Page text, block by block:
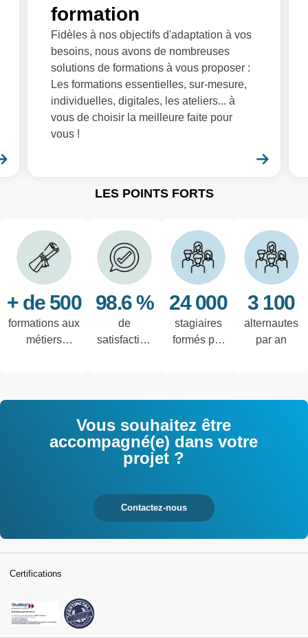
formation
Fidèles à nos objectifs d'adaptation à vos
besoins, nous avons de nombreuses
solutions de formations à vous proposer :
Les formations essentielles, sur-mesure,
individuelles, digitales, les ateliers... à
vous de choisir la meilleure faite pour
vous !
LES POINTS FORTS
+ de 500
formations aux
métiers
98.6 %
de
satisfaction
24 000
stagiaires
formés par
3 100
alternautes
par an
Vous souhaitez être
accompagné(e) dans votre
projet ?
Contactez-nous
Certifications